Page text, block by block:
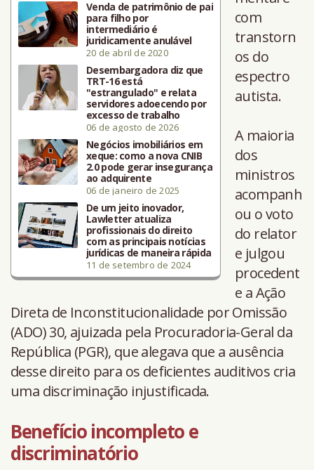
Venda de patrimônio de pai
para filho por
intermediário é
juridicamente anulável
20 de abril de 2020
Desembargadora diz que
TRT-16 está
"estrangulado" e relata
servidores adoecendo por
excesso de trabalho
06 de agosto de 2026
Negócios imobiliários em
xeque: como a nova CNIB
2.0 pode gerar insegurança
ao adquirente
06 de janeiro de 2025
De um jeito inovador,
Lawletter atualiza
profissionais do direito
com as principais notícias
jurídicas de maneira rápida
11 de setembro de 2024
com
transtorn
os do
espectro
autista.
A maioria
dos
ministros
acompanh
ou o voto
do relator
e julgou
procedent
e a Ação
Direta de Inconstitucionalidade por Omissão
(ADO) 30, ajuizada pela Procuradoria-Geral da
República (PGR), que alegava que a ausência
desse direito para os deficientes auditivos cria
uma discriminação injustificada.
Benefício incompleto e
discriminatório